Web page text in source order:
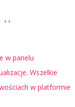
, ,
w panelu
Wszelkie
w platformie